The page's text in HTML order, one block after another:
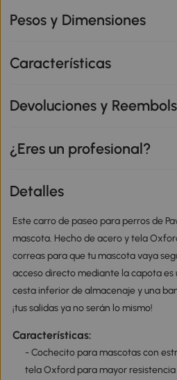
Pesos y Dimensiones
Características
Devoluciones y
¿Eres un profesional?
Detalles
Este carro de paseo para perros de
mascota. Hecho de acero y tela
correas para que tu mascota vaya
acceso directo mediante la capota es
cesta inferior de almacenaje y una
¡tus salidas ya no serán lo mismo!
Características:
- Cochecito para mascotas con
tela Oxford para mayor